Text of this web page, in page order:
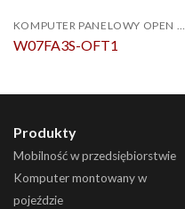
KOMPUTER PANELOWY OPEN FRAME
W07FA3S-OFT1
Produkty
Mobilność w przedsiębiorstwie
Komputer montowany w
pojeździe